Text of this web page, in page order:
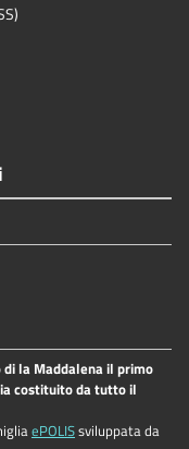
la Maddalena il primo
costituito da tutto il
ePOLISsviluppata da